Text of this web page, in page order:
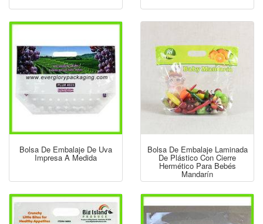
Bolsa De Embalaje De Uva
Impresa A Medida
Bolsa De Embalaje Laminada
De Plástico Con Cierre
Hermético Para Bebés
Mandarín